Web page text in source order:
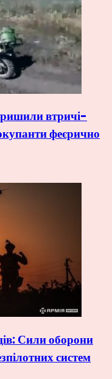
втричі-
феєрично
Сили оборони
систем